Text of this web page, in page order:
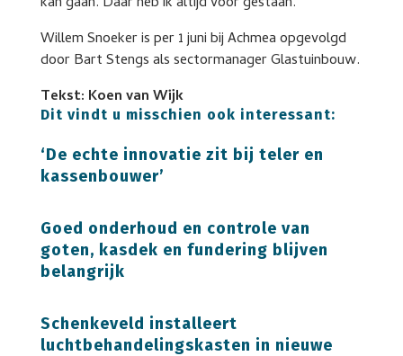
Willem Snoeker is per 1 juni bij Achmea opgevolgd
door Bart Stengs als sectormanager Glastuinbouw.
Tekst: Koen van Wijk
Dit vindt u misschien ook interessant:
‘De echte innovatie zit bij teler en
kassenbouwer’
Goed onderhoud en controle van
goten, kasdek en fundering blijven
belangrijk
Schenkeveld installeert
luchtbehandelingskasten in nieuwe